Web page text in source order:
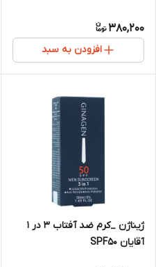
380,200
افزودن به سبد
ژیناژن _کرم ضد آفتاب 3 در 1
آقایان SPF50